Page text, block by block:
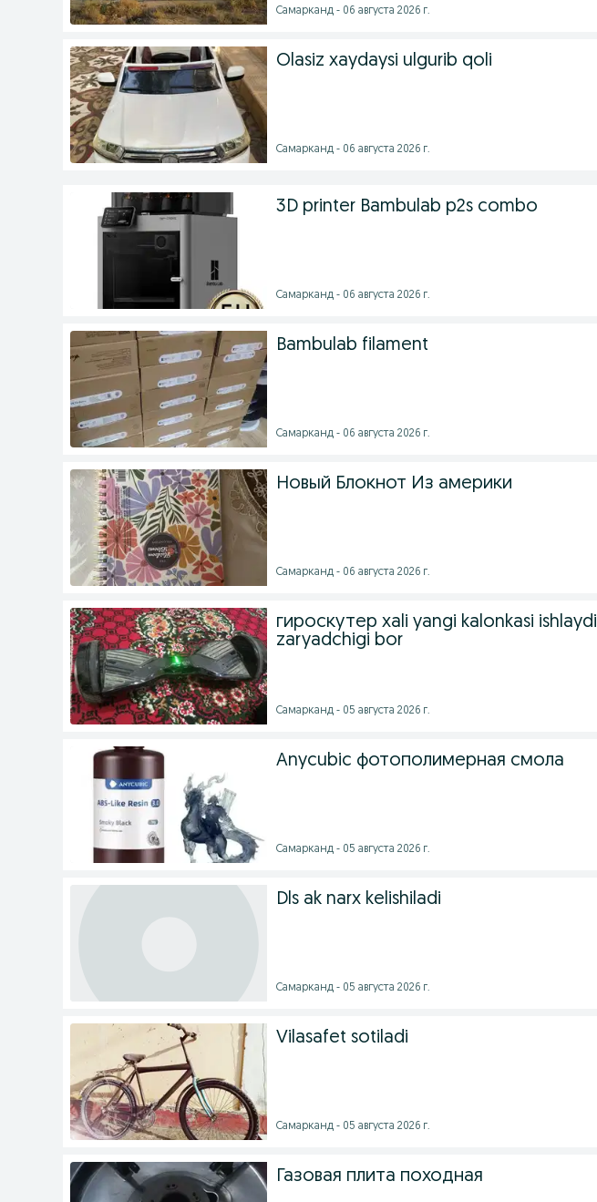
Самарканд - 06 августа 2026 г.
Olasiz xaydaysi ulgurib qoli
Самарканд - 06 августа 2026 г.
3D printer Bambulab p2s combo
Самарканд - 06 августа 2026 г.
Bambulab filament
Самарканд - 06 августа 2026 г.
Новый Блокнот Из америки
Самарканд - 06 августа 2026 г.
гироскутер xali yangi kalonkasi ishlaydi
zaryadchigi bor
Самарканд - 05 августа 2026 г.
Anycubic фотополимерная смола
Самарканд - 05 августа 2026 г.
Dls ak narx kelishiladi
Самарканд - 05 августа 2026 г.
Vilasafet sotiladi
Самарканд - 05 августа 2026 г.
Газовая плита походная